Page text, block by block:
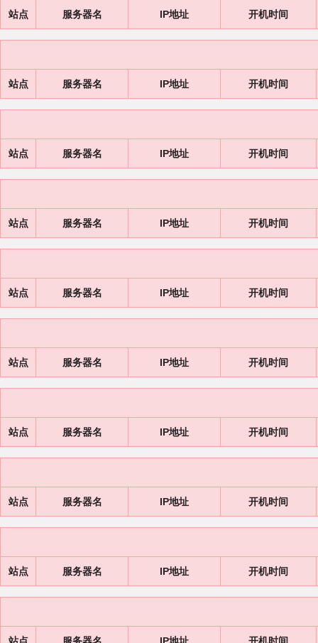
站点 服务器名 IP地址 开机时间
站点 服务器名 IP地址 开机时间
站点 服务器名 IP地址 开机时间
站点 服务器名 IP地址 开机时间
站点 服务器名 IP地址 开机时间
站点 服务器名 IP地址 开机时间
站点 服务器名 IP地址 开机时间
站点 服务器名 IP地址 开机时间
站点 服务器名 IP地址 开机时间